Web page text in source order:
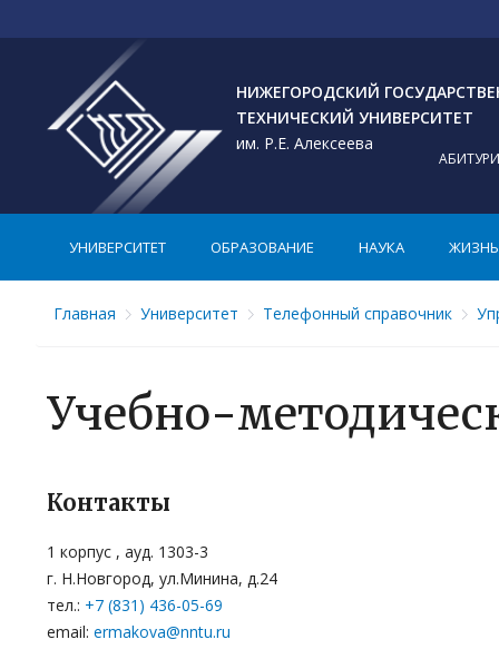
НИЖЕГОРОДСКИЙ
ТЕХНИЧЕСКИЙ УНИВЕРСИТЕТ
им. Р.Е. Алексеева
УНИВЕРСИТЕТ ОБРАЗОВАНИЕ НАУКА ЖИЗНЬ
Главная Университет Телефонный справочник
Учебно-
Контакты
1 корпус , ауд. 1303-3
г. Н.Новгород, ул.Минина, д.24
тел.: +7 (831) 436-05-69
email: ermakova@nntu.ru